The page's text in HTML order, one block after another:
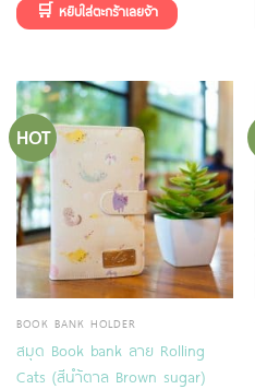
HOT
BOOK BANK HOLDER
สมุด Book bank ลาย Rolling
Cats (สีนำ้ตาล Brown sugar)